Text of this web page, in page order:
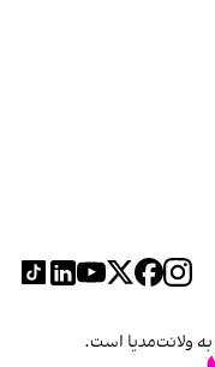
ولانت‌مدیا است.